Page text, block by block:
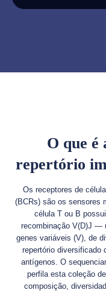
O que é
repertório
Os receptores de
(BCRs) são os sensores
célula T ou B
recombinação V(D)J —
genes variáveis (V), de
repertório diversificado
antígenos. O
perfila esta coleção
composição,